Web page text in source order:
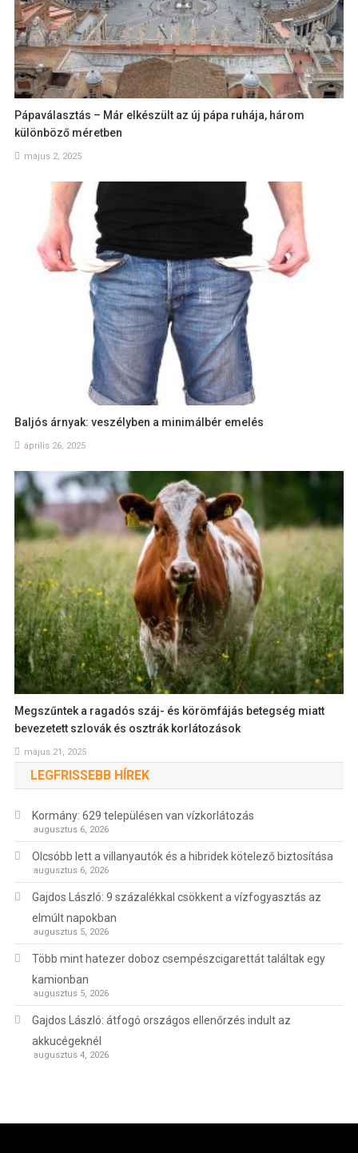
Pápaválasztás – Már elkészült az új pápa ruhája, három
különböző méretben
május 2, 2025
Baljós árnyak: veszélyben a minimálbér emelés
április 26, 2025
Megszűntek a ragadós száj- és körömfájás betegség miatt
bevezetett szlovák és osztrák korlátozások
május 21, 2025
LEGFRISSEBB HÍREK
Kormány: 629 településen van vízkorlátozás
augusztus 6, 2026
Olcsóbb lett a villanyautók és a hibridek kötelező biztosítása
augusztus 6, 2026
Gajdos László: 9 százalékkal csökkent a vízfogyasztás az
elmúlt napokban
augusztus 5, 2026
Több mint hatezer doboz csempészcigarettát találtak egy
kamionban
augusztus 5, 2026
Gajdos László: átfogó országos ellenőrzés indult az
akkucégeknél
augusztus 4, 2026